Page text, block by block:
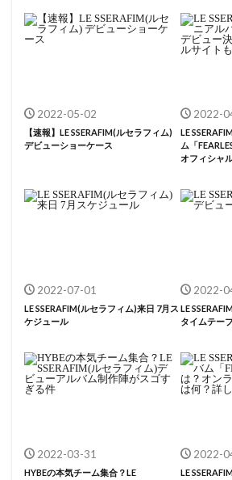
2022-05-02
【速報】LE SSERAFIM(ルセラフィム)
デビューショーケース
2022-
LE
ム「
オフィシャ
2022-07-01
LE SSERAFIM(ルセラフィム)来日 7月ス
ケジュール
2022-
LE
タイムテー
2022-03-31
HYBEの本気チーム集合？LE
2022-
LE